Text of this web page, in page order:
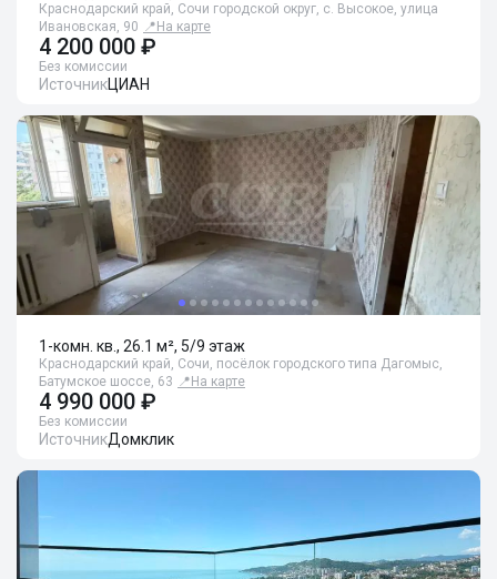
Краснодарский край, Сочи городской округ, с. Высокое, улица
Ивановская, 90 📍 На карте
4 200 000 ₽
Без комиссии
ИсточникЦИАН
1-комн. кв., 26.1 м², 5/9 этаж
Краснодарский край, Сочи, посёлок городского типа Дагомыс,
Батумское шоссе, 63 📍 На карте
4 990 000 ₽
Без комиссии
ИсточникДомклик